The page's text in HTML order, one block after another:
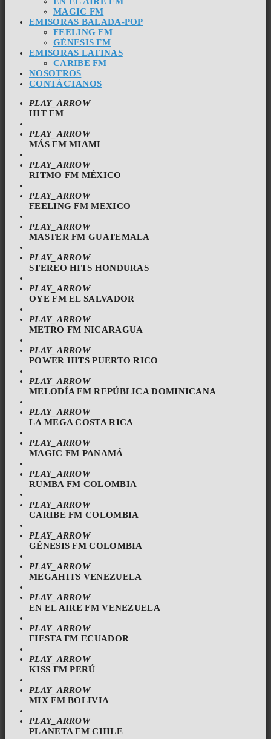
MAGIC FM
EMISORAS BALADA-POP
FEELING FM
GÉNESIS FM
EMISORAS LATINAS
CARIBE FM
NOSOTROS
CONTÁCTANOS
PLAY_ARROW
HIT FM
PLAY_ARROW
MÁS FM MIAMI
PLAY_ARROW
RITMO FM MÉXICO
PLAY_ARROW
FEELING FM MEXICO
PLAY_ARROW
MASTER FM GUATEMALA
PLAY_ARROW
STEREO HITS HONDURAS
PLAY_ARROW
OYE FM EL SALVADOR
PLAY_ARROW
METRO FM NICARAGUA
PLAY_ARROW
POWER HITS PUERTO RICO
PLAY_ARROW
MELODÍA FM REPÚBLICA DOMINICANA
PLAY_ARROW
LA MEGA COSTA RICA
PLAY_ARROW
MAGIC FM PANAMÁ
PLAY_ARROW
RUMBA FM COLOMBIA
PLAY_ARROW
CARIBE FM COLOMBIA
PLAY_ARROW
GÉNESIS FM COLOMBIA
PLAY_ARROW
MEGAHITS VENEZUELA
PLAY_ARROW
EN EL AIRE FM VENEZUELA
PLAY_ARROW
FIESTA FM ECUADOR
PLAY_ARROW
KISS FM PERÚ
PLAY_ARROW
MIX FM BOLIVIA
PLAY_ARROW
PLANETA FM CHILE